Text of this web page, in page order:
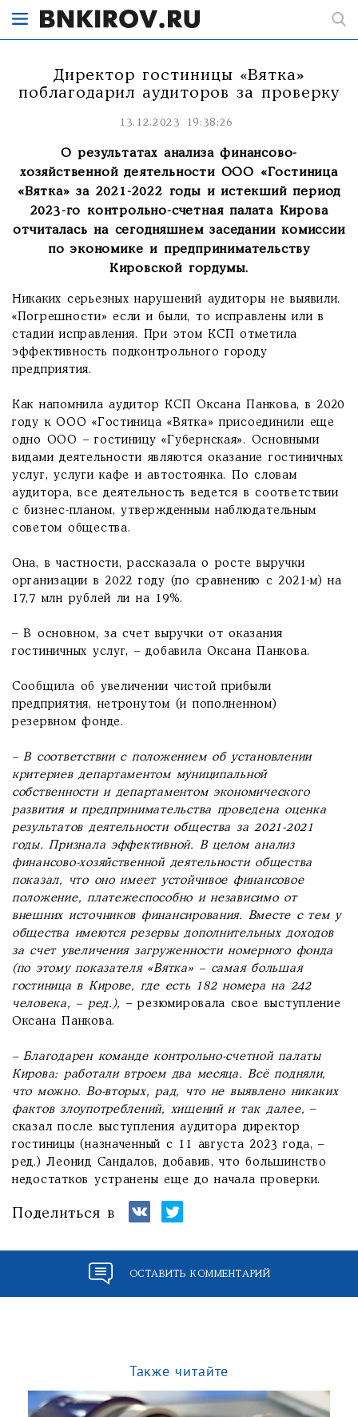
Директор гостиницы «Вятка»
поблагодарил аудиторов за проверку
13.12.2023 19:38:26
О результатах анализа финансово-
хозяйственной деятельности ООО «Гостиница
«Вятка» за 2021-2022 годы и истекший период
2023-го контрольно-счетная палата Кирова
отчиталась на сегодняшнем заседании комиссии
по экономике и предпринимательству
Кировской гордумы.
Никаких серьезных нарушений аудиторы не выявили.
«Погрешности» если и были, то исправлены или в
стадии исправления. При этом КСП отметила
эффективность подконтрольного городу
предприятия.
Как напомнила аудитор КСП Оксана Панкова, в 2020
году к ООО «Гостиница «Вятка» присоединили еще
одно ООО – гостиницу «Губернская». Основными
видами деятельности являются оказание гостиничных
услуг, услуги кафе и автостоянка. По словам
аудитора, все деятельность ведется в соответствии
с бизнес-планом, утвержденным наблюдательным
советом общества.
Она, в частности, рассказала о росте выручки
организации в 2022 году (по сравнению с 2021-м) на
17,7 млн рублей ли на 19%.
– В основном, за счет выручки от оказания
гостиничных услуг, – добавила Оксана Панкова.
Сообщила об увеличении чистой прибыли
предприятия, нетронутом (и пополненном)
резервном фонде.
– В соответствии с положением об установлении
критериев департаментом муниципальной
собственности и департаментом экономического
развития и предпринимательства проведена оценка
результатов деятельности общества за 2021-2021
годы. Признала эффективной. В целом анализ
финансово-хозяйственной деятельности общества
показал, что оно имеет устойчивое финансовое
положение, платежеспособно и независимо от
внешних источников финансирования. Вместе с тем у
общества имеются резервы дополнительных доходов
за счет увеличения загруженности номерного фонда
(по этому показателя «Вятка» – самая большая
гостиница в Кирове, где есть 182 номера на 242
человека, – ред.), – резюмировала свое выступление
Оксана Панкова.
– Благодарен команде контрольно-счетной палаты
Кирова: работали втроем два месяца. Всё подняли,
что можно. Во-вторых, рад, что не выявлено никаких
фактов злоупотреблений, хищений и так далее,–
сказал после выступления аудитора директор
гостиницы (назначенный с 11 августа 2023 года, –
ред.) Леонид Сандалов, добавив, что большинство
недостатков устранены еще до начала проверки.
Поделиться в
ОСТАВИТЬ КОММЕНТАРИЙ
Также читайте